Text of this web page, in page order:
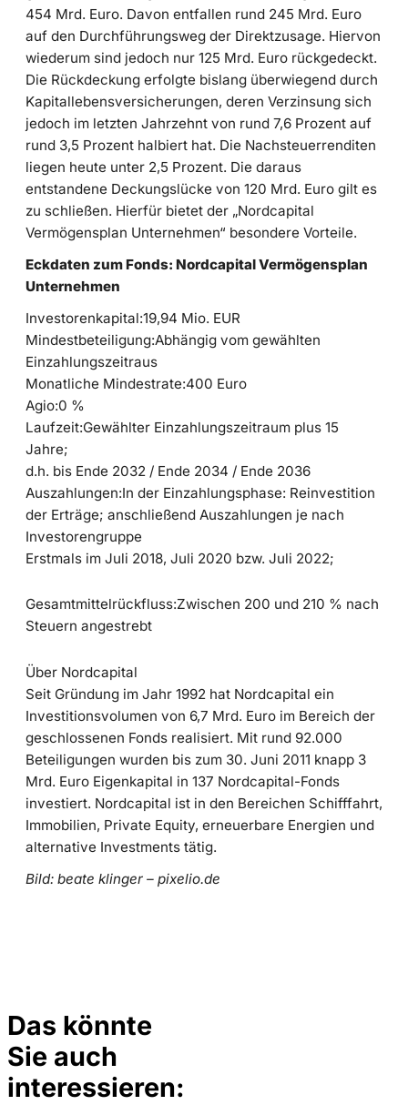
454 Mrd. Euro. Davon entfallen rund 245 Mrd. Euro
auf den Durchführungsweg der Direktzusage. Hiervon
wiederum sind jedoch nur 125 Mrd. Euro rückgedeckt.
Die Rückdeckung erfolgte bislang überwiegend durch
Kapitallebensversicherungen, deren Verzinsung sich
jedoch im letzten Jahrzehnt von rund 7,6 Prozent auf
rund 3,5 Prozent halbiert hat. Die Nachsteuerrenditen
liegen heute unter 2,5 Prozent. Die daraus
entstandene Deckungslücke von 120 Mrd. Euro gilt es
zu schließen. Hierfür bietet der „Nordcapital
Vermögensplan Unternehmen“ besondere Vorteile.
Eckdaten zum Fonds: Nordcapital Vermögensplan
Unternehmen
Investorenkapital:19,94 Mio. EUR
Mindestbeteiligung:Abhängig vom gewählten
Einzahlungszeitraus
Monatliche Mindestrate:400 Euro
Agio:0 %
Laufzeit:Gewählter Einzahlungszeitraum plus 15
Jahre;
d.h. bis Ende 2032 / Ende 2034 / Ende 2036
Auszahlungen:In der Einzahlungsphase: Reinvestition
der Erträge; anschließend Auszahlungen je nach
Investorengruppe
Erstmals im Juli 2018, Juli 2020 bzw. Juli 2022;
Gesamtmittelrückfluss:Zwischen 200 und 210 % nach
Steuern angestrebt
Über Nordcapital
Seit Gründung im Jahr 1992 hat Nordcapital ein
Investitionsvolumen von 6,7 Mrd. Euro im Bereich der
geschlossenen Fonds realisiert. Mit rund 92.000
Beteiligungen wurden bis zum 30. Juni 2011 knapp 3
Mrd. Euro Eigenkapital in 137 Nordcapital-Fonds
investiert. Nordcapital ist in den Bereichen Schifffahrt,
Immobilien, Private Equity, erneuerbare Energien und
alternative Investments tätig.
Bild: beate klinger – pixelio.de
Das könnte
Sie auch
interessieren: